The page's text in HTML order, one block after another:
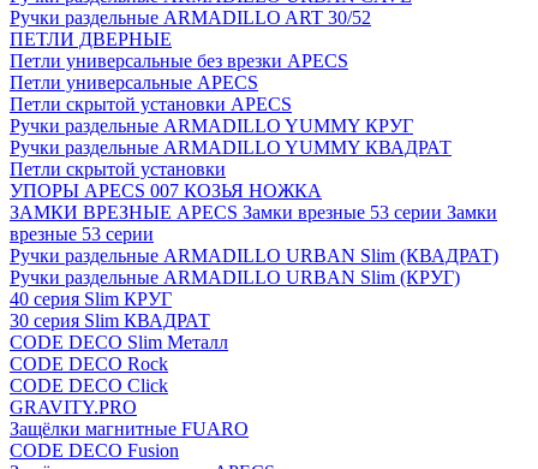
Ручки раздельные ARMADILLO ART 30/52
ПЕТЛИ ДВЕРНЫЕ
Петли универсальные без врезки APECS
Петли универсальные APECS
Петли скрытой установки APECS
Ручки раздельные ARMADILLO YUMMY КРУГ
Ручки раздельные ARMADILLO YUMMY КВАДРАТ
Петли скрытой установки
УПОРЫ APECS 007 КОЗЬЯ НОЖКА
ЗАМКИ ВРЕЗНЫЕ APECS Замки врезные 53 серии Замки
врезные 53 серии
Ручки раздельные ARMADILLO URBAN Slim (КВАДРАТ)
Ручки раздельные ARMADILLO URBAN Slim (КРУГ)
40 серия Slim КРУГ
30 серия Slim КВАДРАТ
CODE DECO Slim Металл
CODE DECO Rock
CODE DECO Click
GRAVITY.PRO
Защёлки магнитные FUARO
CODE DECO Fusion